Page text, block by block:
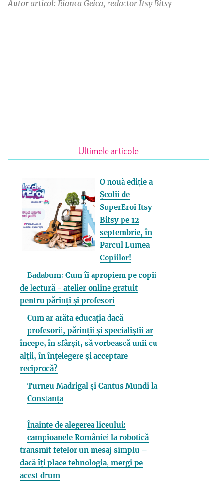
Autor articol: Bianca Geica, redactor Itsy Bitsy
Ultimele articole
O nouă ediție a
Școlii de
SuperEroi Itsy
Bitsy pe 12
septembrie, în
Parcul Lumea
Copiilor!
Badabum: Cum îi apropiem pe copii
de lectură - atelier online gratuit
pentru părinți și profesori
Cum ar arăta educația dacă
profesorii, părinții și specialiștii ar
începe, în sfârșit, să vorbească unii cu
alții, în înțelegere și acceptare
reciprocă?
Turneu Madrigal și Cantus Mundi la
Constanța
Înainte de alegerea liceului:
campioanele României la robotică
transmit fetelor un mesaj simplu –
dacă îți place tehnologia, mergi pe
acest drum